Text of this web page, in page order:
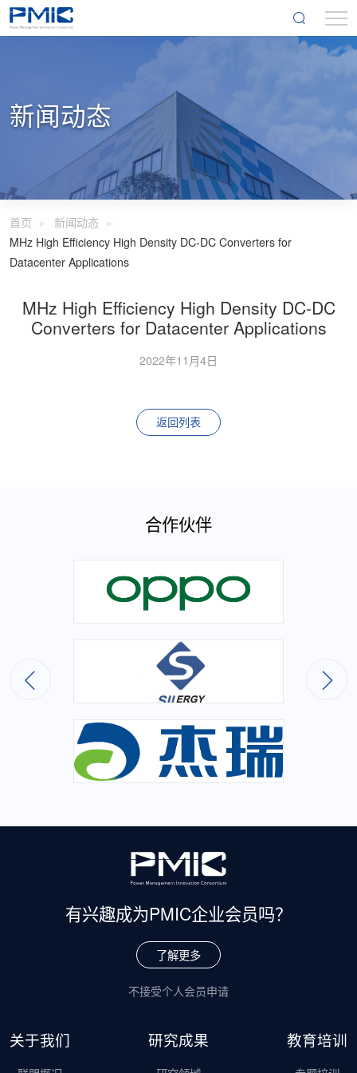
新闻动态
首页
新闻动态
MHz High Efficiency High Density DC-DC Converters for
Datacenter Applications
MHz High Efficiency High Density DC-DC
Converters for Datacenter Applications
2022年11月4日
返回列表
合作伙伴
有兴趣成为PMIC企业会员吗？
了解更多
不接受个人会员申请
关于我们 研究成果 教育培训